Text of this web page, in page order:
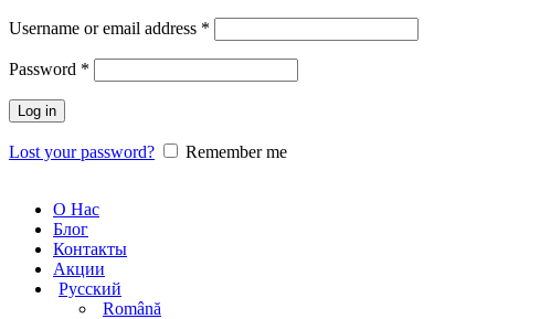
Username or email address *
Password *
Log in
Lost your password? Remember me
О Нас
Блог
Контакты
Акции
Русский
Română